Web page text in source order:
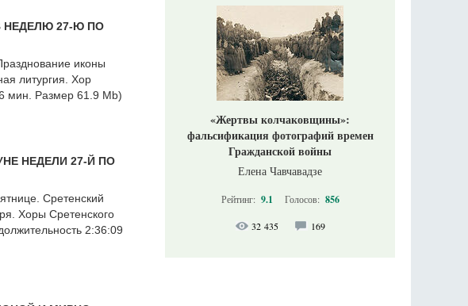
НЕДЕЛЮ 27-Ю ПО
иконы
литургия. Хор
мин. Размер 61.9 Mb)
НЕДЕЛИ 27-Й ПО
Сретенский
Хоры Сретенского
2:36:09
«Жертвы колчаковщины»:
фальсификация фотографий времен
Гражданской войны
Елена Чавчавадзе
Рейтинг: 9.1 Голосов: 856
32 435 169